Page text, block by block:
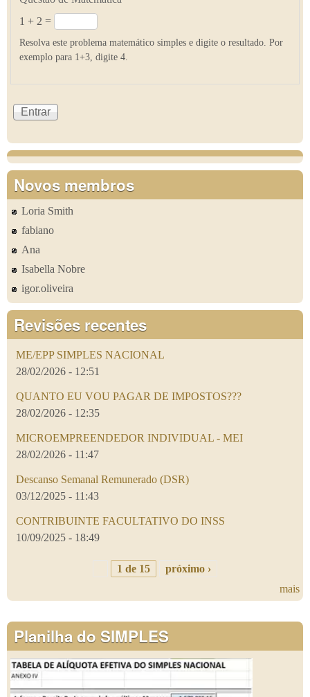
1 + 2 =
Resolva este problema matemático simples e digite o resultado. Por
exemplo para 1+3, digite 4.
Novos membros
Loria Smith
fabiano
Ana
Isabella Nobre
igor.oliveira
Revisões recentes
ME/EPP SIMPLES NACIONAL
28/02/2026 - 12:51
QUANTO EU VOU PAGAR DE IMPOSTOS???
28/02/2026 - 12:35
MICROEMPREENDEDOR INDIVIDUAL - MEI
28/02/2026 - 11:47
Descanso Semanal Remunerado (DSR)
03/12/2025 - 11:43
CONTRIBUINTE FACULTATIVO DO INSS
10/09/2025 - 18:49
1 de 15
próximo ›
mais
Planilha do SIMPLES